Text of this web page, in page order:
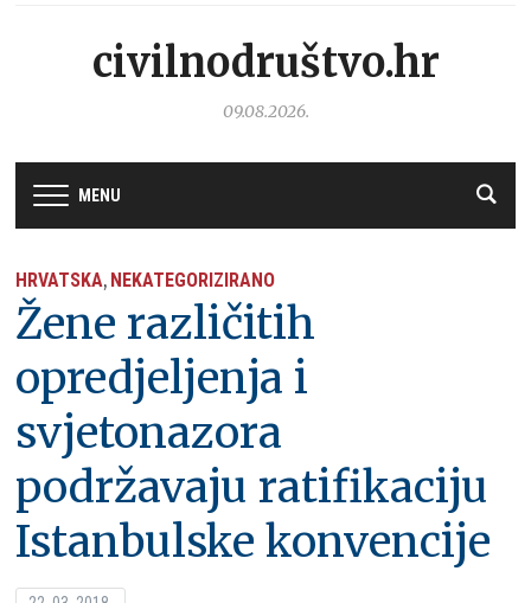
civilnodruštvo.hr
09.08.2026.
MENU
HRVATSKA, NEKATEGORIZIRANO
Žene različitih
opredjeljenja i
svjetonazora
podržavaju ratifikaciju
Istanbulske konvencije